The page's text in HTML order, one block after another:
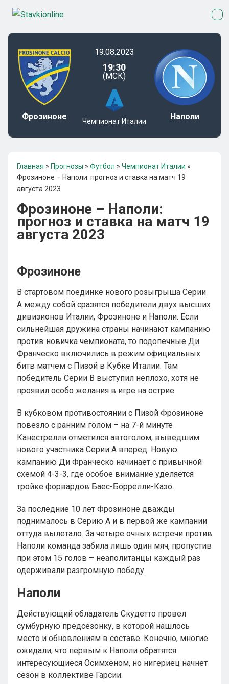
Фрозиноне
19.08.2023
19:30
(МСК)
Чемпионат Италии Наполи
Главная » Прогнозы » Футбол » Чемпионат Италии »
Фрозиноне – Наполи: прогноз и ставка на матч 19
августа 2023
Фрозиноне – Наполи:
прогноз и ставка на матч 19
августа 2023
Фрозиноне
В стартовом поединке нового розыгрыша Серии
А между собой сразятся победители двух высших
дивизионов Италии, Фрозиноне и Наполи. Если
сильнейшая дружина страны начинают кампанию
против новичка чемпионата, то подопечные Ди
Франческо включились в режим официальных
битв матчем с Пизой в Кубке Италии. Там
победитель Серии В выступил неплохо, хотя не
проявил особо желания в игре на острие.
В кубковом противостоянии с Пизой Фрозиноне
повезло с ранним голом – на 7-й минуте
Канестрелли отметился автоголом, выведшим
нового участника Серии А вперед. Новую
кампанию Ди Франческо начинает с привычной
схемой 4-3-3, где особое внимание уделяется
тройке форвардов Баес-Боррелли-Казо.
За последние 10 лет Фрозиноне дважды
поднималось в Серию А и в первой же кампании
оттуда вылетало. За четыре очных встречи против
Наполи команда забила лишь один мяч, пропустив
при этом 15 голов – неаполитанцы каждый раз
одерживали разгромную победу.
Наполи
Действующий обладатель Скудетто провел
сумбурную предсезонку, в которой нашлось
место и обновлениям в составе. Конечно, многие
ожидали, что первым к Наполи обратятся
интересующиеся Осимхеном, но нигериец начнет
сезон в коллективе Гарсии.